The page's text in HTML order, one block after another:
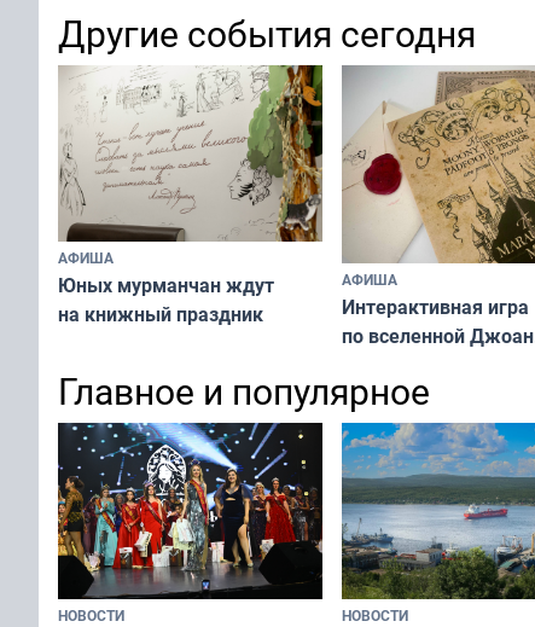
Другие события сегодня
АФИША
Юных мурманчан ждут
на книжный праздник
АФИША
Интерактивная игра
по вселенной Джоан
Главное и популярное
НОВОСТИ НОВОСТИ